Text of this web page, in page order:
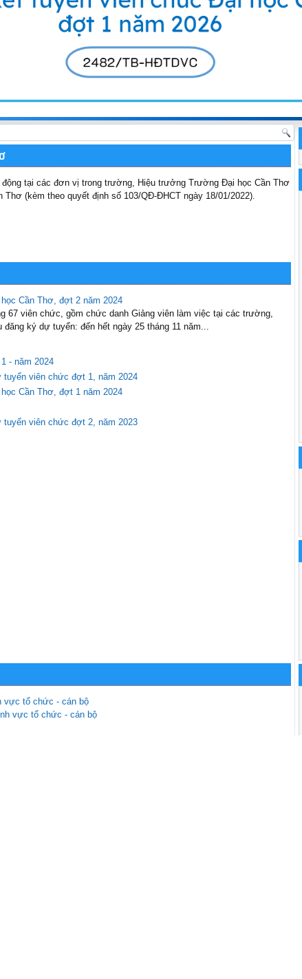
tại các đơn vị trong trường, Hiệu trưởng Trường Đại học Cần Thơ
(kèm theo quyết định số 103/QĐ-ĐHCT ngày 18/01/2022).
Cần Thơ, đợt 2 năm 2024
67 viên chức, gồm chức danh Giảng viên làm việc tại các trường,
ký dự tuyển: đến hết ngày 25 tháng 11 năm...
- năm 2024
tuyển viên chức đợt 1, năm 2024
Cần Thơ, đợt 1 năm 2024
tuyển viên chức đợt 2, năm 2023
vực tổ chức - cán bộ